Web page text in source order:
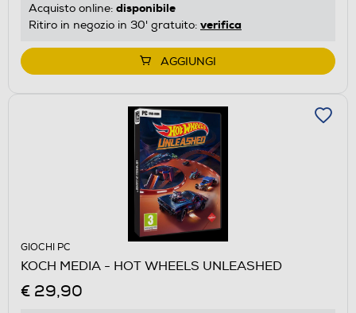
Acquisto online: disponibile
Ritiro in negozio in 30' gratuito: verifica
AGGIUNGI
GIOCHI PC
KOCH MEDIA - HOT WHEELS UNLEASHED
€ 29,90